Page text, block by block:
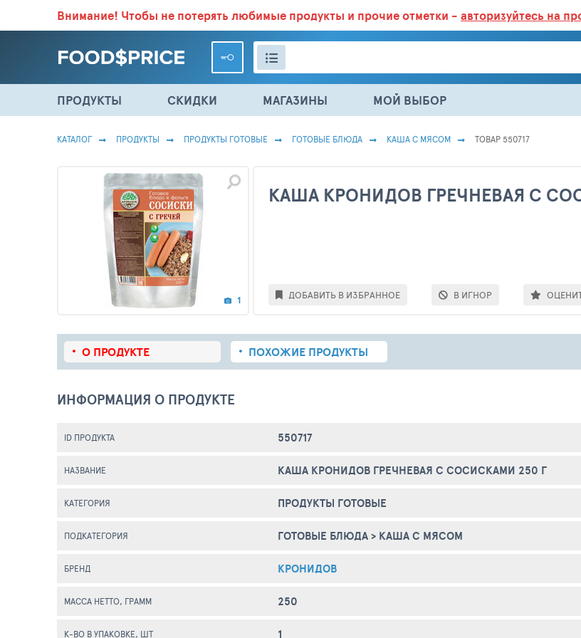
ВСЕ СКИДКИ И ВЫГОДНЫЕ ЦЕНЫ НА ПРОДУКТЫ В МАГАЗИНАХ.БОЛЬШЕ 100 000 ТОВАРОВ. ЕЖЕДНЕВНОЕ
Внимание! Чтобы не потерять любимые продукты и прочие отметки - авторизуйтесь на
ПРОДУКТЫ СКИДКИ МАГАЗИНЫ МОЙ ВЫБОР
КАТАЛОГ ПРОДУКТЫ ПРОДУКТЫ ГОТОВЫЕ ГОТОВЫЕ БЛЮДА КАША С МЯСОМ ТОВАР 550717
КАША КРОНИДОВ ГРЕЧНЕВАЯ С
1 ДОБАВИТЬ В ИЗБРАННОЕ В ИГНОР
О ПРОДУКТЕ ПОХОЖИЕ ПРОДУКТЫ
ИНФОРМАЦИЯ О ПРОДУКТЕ
ID ПРОДУКТА 550717
НАЗВАНИЕ КАША КРОНИДОВ ГРЕЧНЕВАЯ С СОСИСКАМИ 250 Г
КАТЕГОРИЯ ПРОДУКТЫ ГОТОВЫЕ
ПОДКАТЕГОРИЯ ГОТОВЫЕ БЛЮДА> КАША С МЯСОМ
БРЕНД КРОНИДОВ
МАССА НЕТТО, ГРАММ 250
К-ВО В УПАКОВКЕ, ШТ 1